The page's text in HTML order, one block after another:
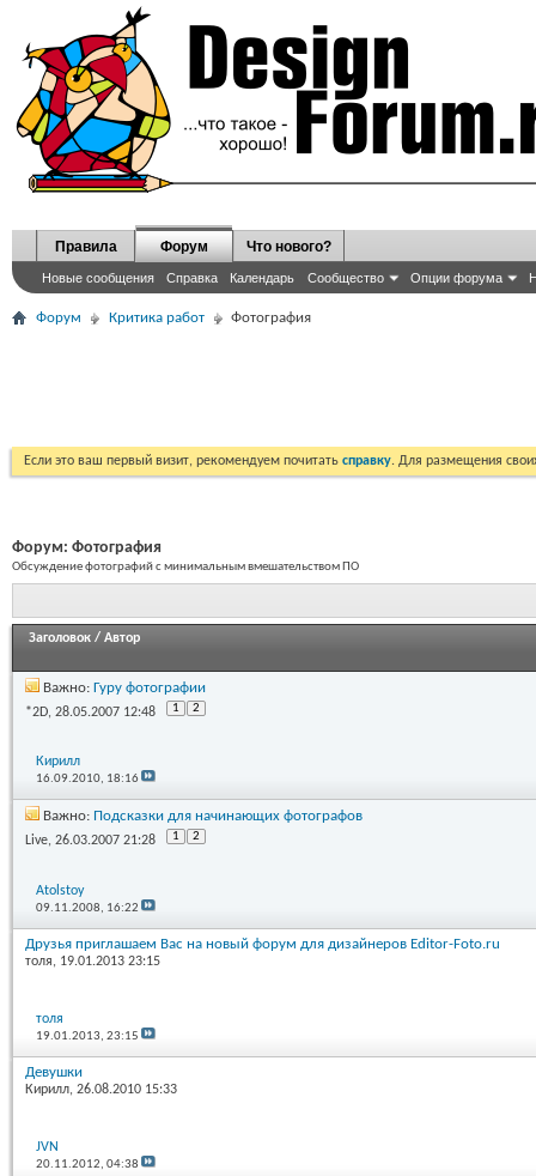
Правила Форум
Новые сообщения Справка Календарь Сообщество Опции форума
Что нового?
Форум Критика работ Фотография
Если это ваш первый визит, рекомендуем почитать справку. Для размещения
Форум: Фотография
Обсуждение фотографий с минимальным вмешательством ПО
Заголовок / Автор
Важно: Гуру фотографии
*2D, 28.05.2007 12:48 1 2
Кирилл
16.09.2010, 18:16
Важно: Подсказки для начинающих фотографов
Live, 26.03.2007 21:28 1 2
Atolstoy
09.11.2008, 16:22
Друзья приглашаем Вас на новый форум для дизайнеров Editor-Foto.ru
толя, 19.01.2013 23:15
толя
19.01.2013,23:15
Девушки
Кирилл, 26.08.2010 15:33
JVN
20.11.2012,04:38